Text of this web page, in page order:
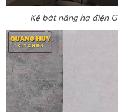
Kệ bát nâng hạ điện